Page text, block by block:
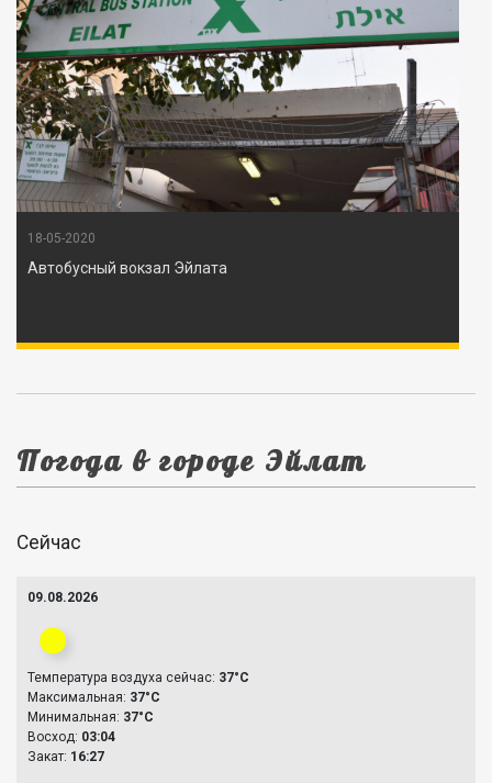
18-05-2020
Автобусный вокзал Эйлата
Погода в городе Эйлат
Сейчас
09.08.2026
Температура воздуха сейчас: 37°C
Максимальная: 37°C
Минимальная: 37°C
Восход: 03:04
Закат: 16:27